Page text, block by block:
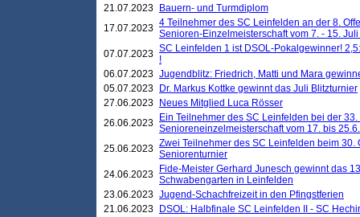
21.07.2023
Bauern- und Turmdiplom
17.07.2023 4 Teilnehmer des SC Leinfelden an der 8.
Senioren-Einzelmeisterschaft vom 7. - 15.
07.07.2023 SC Leinfelden 1 ist DSOL-Pokalgewinner!
!
06.07.2023 Jugendblitz: Friedrich, Matti und Mara
05.07.2023
Dr. Markus Kottke gewinnt das Juli Blitzturnier
27.06.2023
Neues Mitglied Luca Rösser
26.06.2023
Ein Teilnehmer des SC Leinfelden bei der
Senioreneinzelmeisterschaft vom 17. bis
25.06.2023 Zwei Teilnehmer des SC Leinfelden beim
Seniorenturnier
24.06.2023
Fide-Meister Gerhard Junesch gewinnt das
Schwabengarten in Leinfelden
23.06.2023 Jugend-Schachfreizeit in den Pfingstferien
21.06.2023
DSOL: Halbfinale SC Leinfelden II - SC